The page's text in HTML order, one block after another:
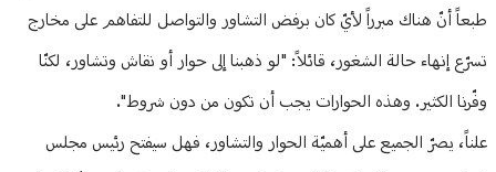
طبعاً أنّ هناك مبرراً لأيّ كان برفض التشاور والتواصل للتفاهم على مخارج
تسرّع إنهاء حالة الشغور، قائلاً: "لو ذهبنا إلى حوار أو نقاش وتشاور، لكنّا
وفّرنا الكثير. وهذه الحوارات يجب أن تكون من دون شروط".
علناً، يصرّ الجميع على أهميّة الحوار والتشاور، فهل سيفتح رئيس مجلس